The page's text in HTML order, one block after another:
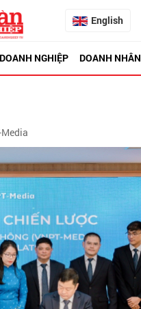
English
DOANH NGHIỆP DOANH NHÂN